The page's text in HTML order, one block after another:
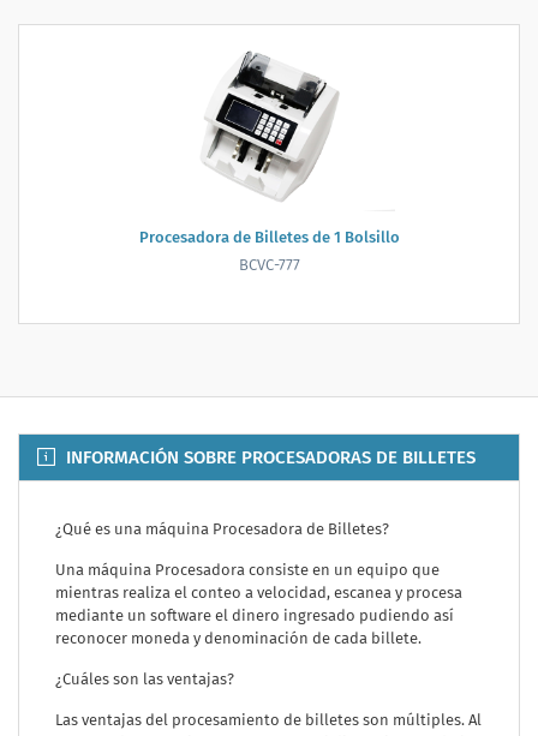
Procesadora de Billetes de 1 Bolsillo
BCVC-777
INFORMACIÓN SOBRE PROCESADORAS DE BILLETES
¿Qué es una máquina Procesadora de Billetes?
Una máquina Procesadora consiste en un equipo que
mientras realiza el conteo a velocidad, escanea y procesa
mediante un software el dinero ingresado pudiendo así
reconocer moneda y denominación de cada billete.
¿Cuáles son las ventajas?
Las ventajas del procesamiento de billetes son múltiples. Al